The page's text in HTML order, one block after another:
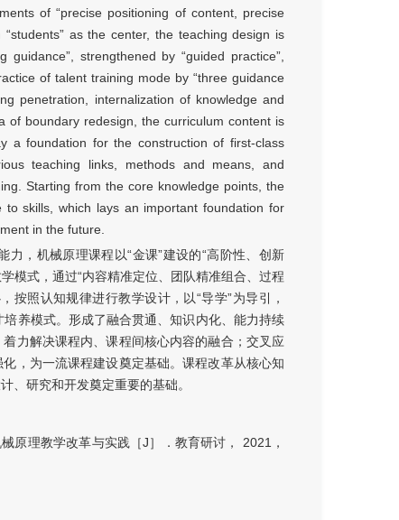
of “precise positioning of content, precise
as the center, the teaching design is
strengthened by “guided practice”,
of talent training mode by “three guidance
penetration, internalization of knowledge and
of boundary redesign, the curriculum content is
a foundation for the construction of first-class
teaching links, methods and means, and
Starting from the core knowledge points, the
skills, which lays an important foundation for
in the future.
，机械原理课程以“金课”建设的“高阶性、创新
模式，通过“内容精准定位、团队精准组合、过程
按照认知规律进行教学设计，以“导学”为导引，
培养模式。形成了融合贯通、知识内化、能力持续
力解决课程内、课程间核心内容的融合；交叉应
，为一流课程建设奠定基础。课程改革从核心知
、研究和开发奠定重要的基础。
原理教学改革与实践［J］．教育研讨， 2021，